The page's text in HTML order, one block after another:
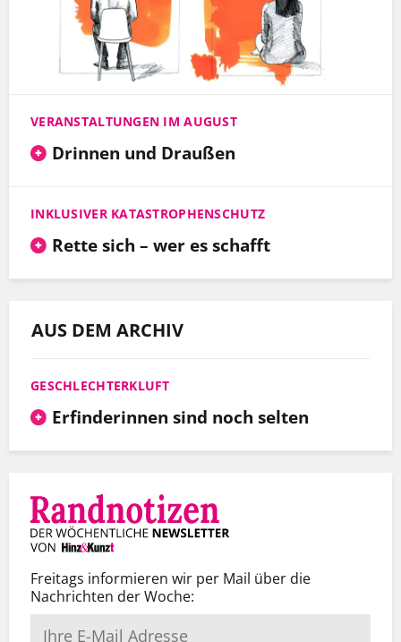
VERANSTALTUNGEN IM AUGUST
Drinnen und Draußen
INKLUSIVER KATASTROPHENSCHUTZ
Rette sich – wer es schafft
AUS DEM ARCHIV
GESCHLECHTERKLUFT
Erfinderinnen sind noch selten
Freitags informieren wir per Mail über die
Nachrichten der Woche: